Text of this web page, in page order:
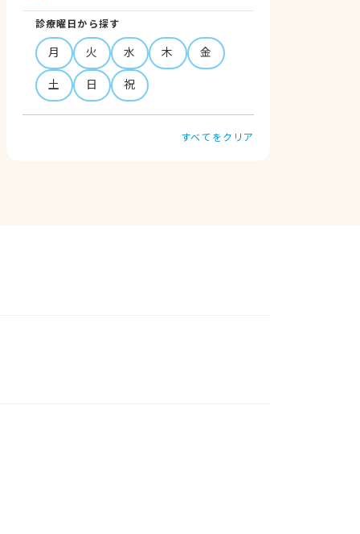
診療曜日から探す
月 火 水 木
金
土
日 祝
すべてをクリア